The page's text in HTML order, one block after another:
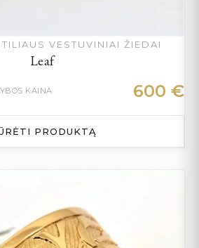
VESTUVINIAI ŽIEDAI
Leaf
KAINA 600 €
PRODUKTĄ